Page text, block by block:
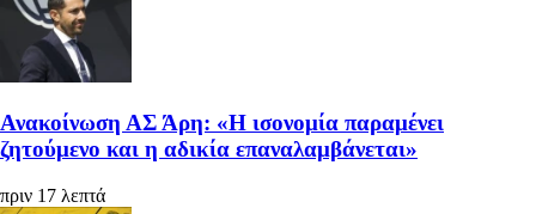
Ανακοίνωση ΑΣ Άρη: «Η ισονομία παραμένει
ζητούμενο και η αδικία επαναλαμβάνεται»
πριν 17 λεπτά